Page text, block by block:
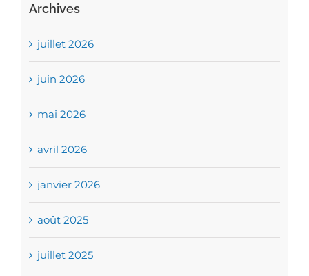
Archives
juillet 2026
juin 2026
mai 2026
avril 2026
janvier 2026
août 2025
juillet 2025